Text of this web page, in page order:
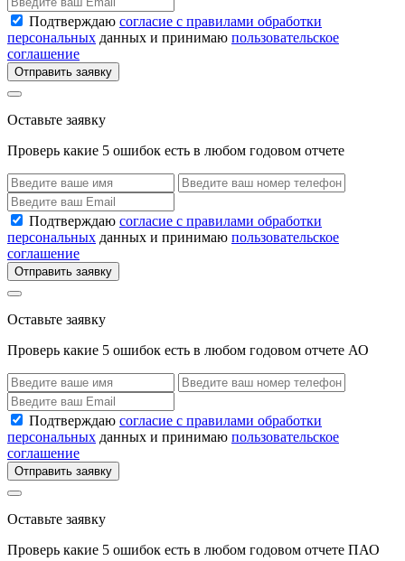
Подтверждаю согласие с правилами обработки
персональных данных и принимаю пользовательское
соглашение
Отправить заявку
Оставьте заявку
Проверь какие 5 ошибок есть в любом годовом отчете
Подтверждаю согласие с правилами обработки
персональных данных и принимаю пользовательское
соглашение
Отправить заявку
Оставьте заявку
Проверь какие 5 ошибок есть в любом годовом отчете АО
Подтверждаю согласие с правилами обработки
персональных данных и принимаю пользовательское
соглашение
Отправить заявку
Оставьте заявку
Проверь какие 5 ошибок есть в любом годовом отчете ПАО